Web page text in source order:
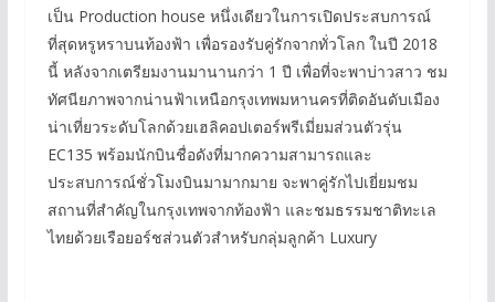
เป็น Production house หนึ่งเดียวในการเปิดประสบการณ์
ที่สุดหรูหราบนท้องฟ้า เพื่อรองรับคู่รักจากทั่วโลก ในปี 2018
นี้ หลังจากเตรียมงานมานานกว่า 1 ปี เพื่อที่จะพาบ่าวสาว ชม
ทัศนียภาพจากน่านฟ้าเหนือกรุงเทพมหานครที่ติดอันดับเมือง
น่าเที่ยวระดับโลกด้วยเฮลิคอปเตอร์พรีเมี่ยมส่วนตัวรุ่น
EC135 พร้อมนักบินชื่อดังที่มากความสามารถและ
ประสบการณ์ชั่วโมงบินมามากมาย จะพาคู่รักไปเยี่ยมชม
สถานที่สำคัญในกรุงเทพจากท้องฟ้า และชมธรรมชาติทะเล
ไทยด้วยเรือยอร์ชส่วนตัวสำหรับกลุ่มลูกค้า Luxury